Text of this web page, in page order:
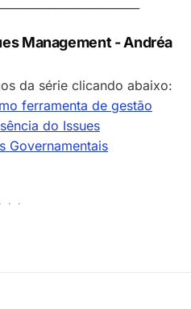
Management- Andréa
da série clicando abaixo:
ferramenta de gestão
do Issues
Governamentais
· · ·